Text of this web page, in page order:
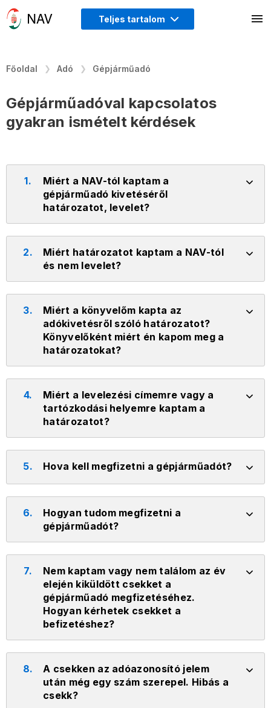
Teljes tartalom
Főoldal Adó Gépjárműadó
Gépjárműadóval kapcsolatos
gyakran ismételt kérdések
1.
Miért a NAV-tól kaptam a
gépjárműadó kivetéséről
határozatot, levelet?
2.
Miért határozatot kaptam a NAV-tól
és nem levelet?
3.
Miért a könyvelőm kapta az
adókivetésről szóló határozatot?
Könyvelőként miért én kapom meg a
határozatokat?
4.
Miért a levelezési címemre vagy a
tartózkodási helyemre kaptam a
határozatot?
5. Hova kell megfizetni a gépjárműadót?
6.
Hogyan tudom megfizetni a
gépjárműadót?
7.
Nem kaptam vagy nem találom az év
elején kiküldött csekket a
gépjárműadó megfizetéséhez.
Hogyan kérhetek csekket a
befizetéshez?
8.
A csekken az adóazonosító jelem
után még egy szám szerepel. Hibás a
csekk?